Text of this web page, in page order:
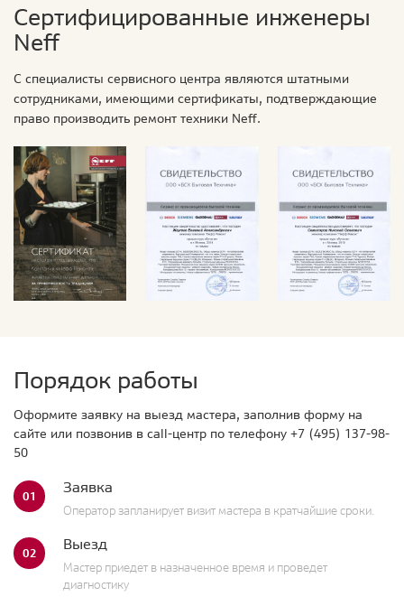
Сертифицированные инженеры
Neff
С специалисты сервисного центра являются штатными
сотрудниками, имеющими сертификаты, подтверждающие
право производить ремонт техники Neff.
Порядок работы
Оформите заявку на выезд мастера, заполнив форму на
сайте или позвонив в call-центр по телефону +7 (495) 137-98-
50
01 Заявка
Оператор запланирует визит мастера в кратчайшие сроки.
02 Выезд
Мастер приедет в назначенное время и проведет
диагностику